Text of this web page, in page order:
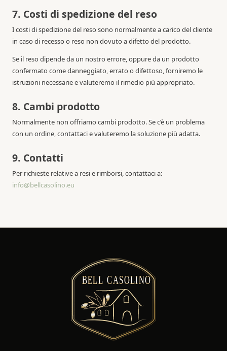
7. Costi di spedizione del reso
I costi di spedizione del reso sono normalmente a carico del cliente
in caso di recesso o reso non dovuto a difetto del prodotto.
Se il reso dipende da un nostro errore, oppure da un prodotto
confermato come danneggiato, errato o difettoso, forniremo le
istruzioni necessarie e valuteremo il rimedio più appropriato.
8. Cambi prodotto
Normalmente non offriamo cambi prodotto. Se c’è un problema
con un ordine, contattaci e valuteremo la soluzione più adatta.
9. Contatti
Per richieste relative a resi e rimborsi, contattaci a:
info@bellcasolino.eu